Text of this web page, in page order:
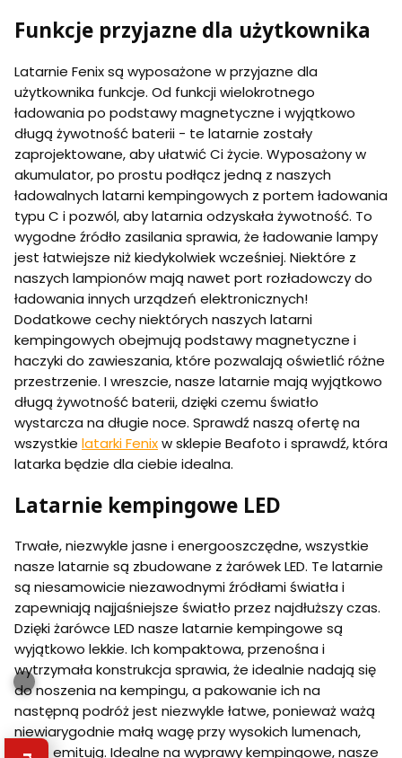
Funkcje przyjazne dla użytkownika
Latarnie Fenix są wyposażone w przyjazne dla
użytkownika funkcje. Od funkcji wielokrotnego
ładowania po podstawy magnetyczne i wyjątkowo
długą żywotność baterii - te latarnie zostały
zaprojektowane, aby ułatwić Ci życie. Wyposażony w
akumulator, po prostu podłącz jedną z naszych
ładowalnych latarni kempingowych z portem ładowania
typu C i pozwól, aby latarnia odzyskała żywotność. To
wygodne źródło zasilania sprawia, że ładowanie lampy
jest łatwiejsze niż kiedykolwiek wcześniej. Niektóre z
naszych lampionów mają nawet port rozładowczy do
ładowania innych urządzeń elektronicznych!
Dodatkowe cechy niektórych naszych latarni
kempingowych obejmują podstawy magnetyczne i
haczyki do zawieszania, które pozwalają oświetlić różne
przestrzenie. I wreszcie, nasze latarnie mają wyjątkowo
długą żywotność baterii, dzięki czemu światło
wystarcza na długie noce. Sprawdź naszą ofertę na
wszystkie latarki Fenixw sklepie Beafoto i sprawdź, która
latarka będzie dla ciebie idealna.
Latarnie kempingowe LED
Trwałe, niezwykle jasne i energooszczędne, wszystkie
nasze latarnie są zbudowane z żarówek LED. Te latarnie
są niesamowicie niezawodnymi źródłami światła i
zapewniają najjaśniejsze światło przez najdłuższy czas.
Dzięki żarówce LED nasze latarnie kempingowe są
wyjątkowo lekkie. Ich kompaktowa, przenośna i
wytrzymała konstrukcja sprawia, że idealnie nadają się
do noszenia na kempingu, a pakowanie ich na
następną podróż jest niezwykle łatwe, ponieważ ważą
niewiarygodnie małą wagę przy wysokich lumenach,
które emitują. Idealne na wyprawy kempingowe, nasze